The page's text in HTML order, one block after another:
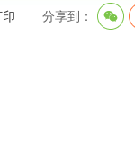
分享到：